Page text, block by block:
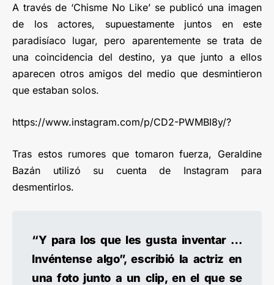
A través de ‘Chisme No Like’ se publicó una imagen
de los actores, supuestamente juntos en este
paradisíaco lugar, pero aparentemente se trata de
una coincidencia del destino, ya que junto a ellos
aparecen otros amigos del medio que desmintieron
que estaban solos.
https://www.instagram.com/p/CD2-PWMBI8y/?
Tras estos rumores que tomaron fuerza, Geraldine
Bazán utilizó su cuenta de Instagram para
desmentirlos.
“Y para los que les gusta inventar …
Invéntense algo”, escribió la actriz en
una foto junto a un clip, en el que se